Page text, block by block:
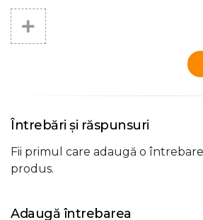
Întrebări și răspunsuri
Fii primul care adaugă o
produs.
Adaugă întrebarea